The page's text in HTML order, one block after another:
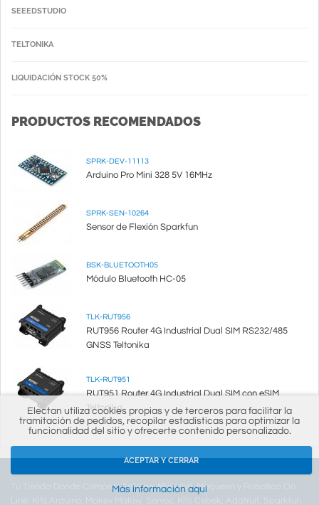
SEEEDSTUDIO
TELTONIKA
LIQUIDACIÓN STOCK 50%
PRODUCTOS RECOMENDADOS
SPRK-DEV-11113
Arduino Pro Mini 328 5V 16MHz
SPRK-SEN-10264
Sensor de Flexión Sparkfun
BSK-BLUETOOTH05
Módulo Bluetooth HC-05
TLK-RUT956
RUT956 Router 4G Industrial Dual SIM RS232/485
GNSS Teltonika
TLK-RUT951
RUT951 Router 4G Industrial Dual SIM con eSIM
Teltonika
Tu Tienda Donde Comprar Arduino, Micro:bit, Maqueen y Robotica On
Electan utiliza cookies propias y de terceros para facilitar la
tramitación de pedidos, recopilar estadísticas para optimizar la
funcionalidad del sitio y ofrecerte contenido personalizado.
ACEPTAR Y CERRAR
Más información aquí